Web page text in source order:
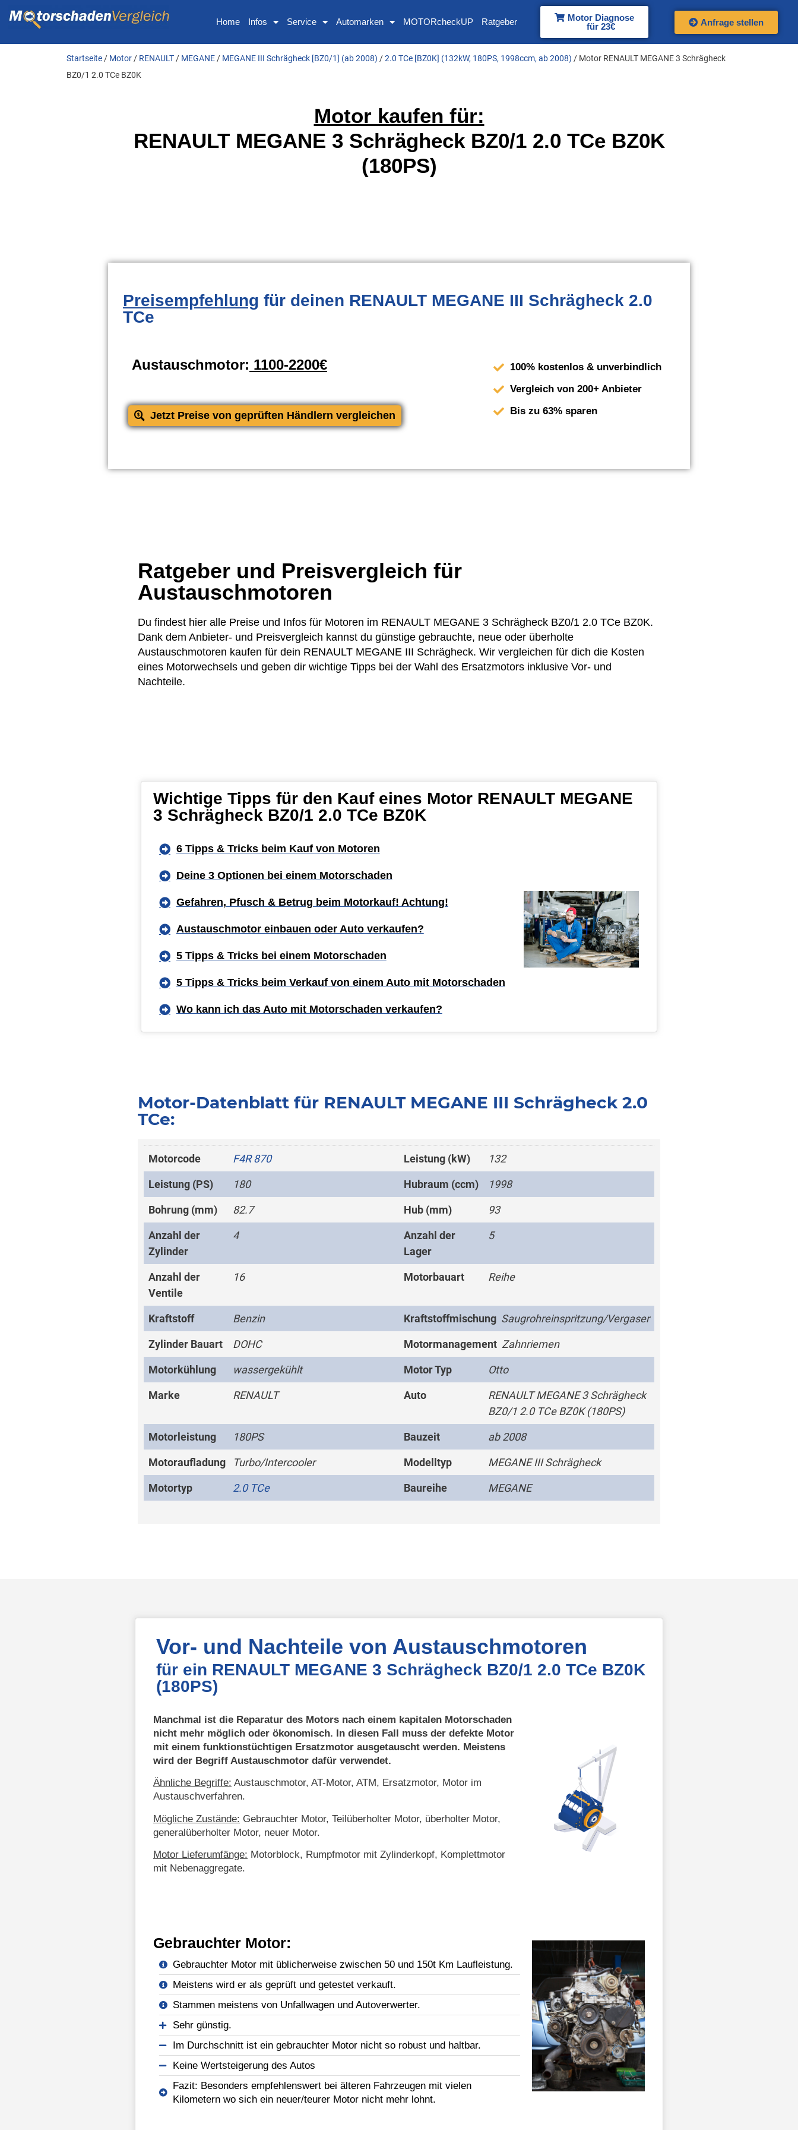
Home Infos Service Automarken MOTORcheckUP Ratgeber
Motor Diagnose
für 23€
Anfrage stellen
Startseite / Motor / RENAULT / MEGANE / MEGANE III Schrägheck [BZ0/1] (ab 2008) /2.0 TCe [BZ0K] (132kW, 180PS, 1998ccm, ab 2008) / Motor RENAULT MEGANE 3 Schrägheck
BZ0/1 2.0 TCe BZ0K
Motor kaufen für:
RENAULT MEGANE 3 Schrägheck BZ0/1 2.0 TCe BZ0K
(180PS)
Preisempfehlung für deinen RENAULT MEGANE III Schrägheck 2.0
TCe
Austauschmotor: 1100-2200€
Jetzt Preise von geprüften Händlern vergleichen
100% kostenlos & unverbindlich
Vergleich von 200+ Anbieter
Bis zu 63% sparen
Ratgeber und Preisvergleich für
Austauschmotoren
Du findest hier alle Preise und Infos für Motoren im RENAULT MEGANE 3 Schrägheck BZ0/1 2.0 TCe BZ0K.
Dank dem Anbieter- und Preisvergleich kannst du günstige gebrauchte, neue oder überholte
Austauschmotoren kaufen für dein RENAULT MEGANE III Schrägheck. Wir vergleichen für dich die Kosten
eines Motorwechsels und geben dir wichtige Tipps bei der Wahl des Ersatzmotors inklusive Vor- und
Nachteile.
Wichtige Tipps für den Kauf eines Motor RENAULT MEGANE
3 Schrägheck BZ0/1 2.0 TCe BZ0K
6 Tipps & Tricks beim Kauf von Motoren
Deine 3 Optionen bei einem Motorschaden
Gefahren, Pfusch & Betrug beim Motorkauf! Achtung!
Austauschmotor einbauen oder Auto verkaufen?
5 Tipps & Tricks bei einem Motorschaden
5 Tipps & Tricks beim Verkauf von einem Auto mit Motorschaden
Wo kann ich das Auto mit Motorschaden verkaufen?
Motor-Datenblatt für RENAULT MEGANE III Schrägheck 2.0
TCe:
Motorcode F4R 870 Leistung (kW) 132
Leistung (PS) 180 Hubraum (ccm) 1998
Bohrung (mm) 82.7 Hub (mm) 93
Anzahl der
Zylinder
4
Anzahl der
Lager
5
Anzahl der
Ventile
16 Motorbauart Reihe
Kraftstoff Benzin Kraftstoffmischung Saugrohreinspritzung/Vergaser
Zylinder Bauart DOHC Motormanagement Zahnriemen
Motorkühlung wassergekühlt Motor Typ Otto
Marke RENAULT Auto
RENAULT MEGANE 3 Schrägheck
BZ0/1 2.0 TCe BZ0K (180PS)
Motorleistung 180PS Bauzeit ab 2008
Motoraufladung Turbo/Intercooler Modelltyp MEGANE III Schrägheck
Motortyp 2.0 TCe Baureihe MEGANE
Vor- und Nachteile von Austauschmotoren
für ein RENAULT MEGANE 3 Schrägheck BZ0/1 2.0 TCe BZ0K
(180PS)
Manchmal ist die Reparatur des Motors nach einem kapitalen Motorschaden
nicht mehr möglich oder ökonomisch. In diesen Fall muss der defekte Motor
mit einem funktionstüchtigen Ersatzmotor ausgetauscht werden. Meistens
wird der Begriff Austauschmotor dafür verwendet.
Ähnliche Begriffe: Austauschmotor, AT-Motor, ATM, Ersatzmotor, Motor im
Austauschverfahren.
Mögliche Zustände: Gebrauchter Motor, Teilüberholter Motor, überholter Motor,
generalüberholter Motor, neuer Motor.
Motor Lieferumfänge: Motorblock, Rumpfmotor mit Zylinderkopf, Komplettmotor
mit Nebenaggregate.
Gebrauchter Motor:
Gebrauchter Motor mit üblicherweise zwischen 50 und 150t Km Laufleistung.
Meistens wird er als geprüft und getestet verkauft.
Stammen meistens von Unfallwagen und Autoverwerter.
Sehr günstig.
Im Durchschnitt ist ein gebrauchter Motor nicht so robust und haltbar.
Keine Wertsteigerung des Autos
Fazit: Besonders empfehlenswert bei älteren Fahrzeugen mit vielen
Kilometern wo sich ein neuer/teurer Motor nicht mehr lohnt.